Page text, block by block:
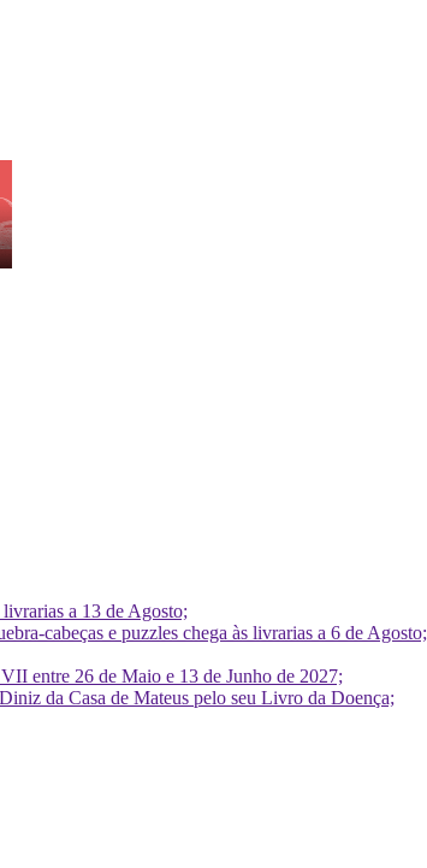
a 13 de Agosto;
cabeças e puzzles chega às livrarias a 6 de Agosto;
entre 26 de Maio e 13 de Junho de 2027;
da Casa de Mateus pelo seu Livro da Doença;